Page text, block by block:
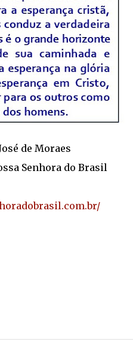
de Moraes
Senhora do Brasil